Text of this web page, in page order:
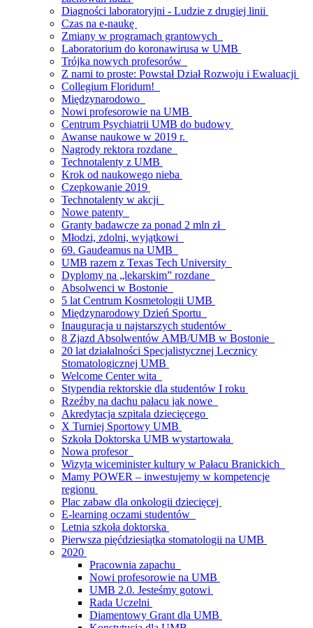
Diagności laboratoryjni - Ludzie z drugiej linii
Czas na e-naukę
Zmiany w programach grantowych
Laboratorium do koronawirusa w UMB
Trójka nowych profesorów
Z nami to proste: Powstał Dział Rozwoju i Ewaluacji
Collegium Floridum!
Międzynarodowo
Nowi profesorowie na UMB
Centrum Psychiatrii UMB do budowy
Awanse naukowe w 2019 r.
Nagrody rektora rozdane
Technotalenty z UMB
Krok od naukowego nieba
Czepkowanie 2019
Technotalenty w akcji
Nowe patenty
Granty badawcze za ponad 2 mln zł
Młodzi, zdolni, wyjątkowi
69. Gaudeamus na UMB
UMB razem z Texas Tech University
Dyplomy na „lekarskim” rozdane
Absolwenci w Bostonie
5 lat Centrum Kosmetologii UMB
Międzynarodowy Dzień Sportu
Inauguracja u najstarszych studentów
8 Zjazd Absolwentów AMB/UMB w Bostonie
20 lat działalności Specjalistycznej Lecznicy
Stomatologicznej UMB
Welcome Center wita
Stypendia rektorskie dla studentów I roku
Rzeźby na dachu pałacu jak nowe
Akredytacja szpitala dziecięcego
X Turniej Sportowy UMB
Szkoła Doktorska UMB wystartowała
Nowa profesor
Wizyta wiceminister kultury w Pałacu Branickich
Mamy POWER – inwestujemy w kompetencje
regionu
Plac zabaw dla onkologii dziecięcej
E-learning oczami studentów
Letnia szkoła doktorska
Pierwsza pięćdziesiątka stomatologii na UMB
2020
Pracownia zapachu
Nowi profesorowie na UMB
UMB 2.0. Jesteśmy gotowi
Rada Uczelni
Diamentowy Grant dla UMB